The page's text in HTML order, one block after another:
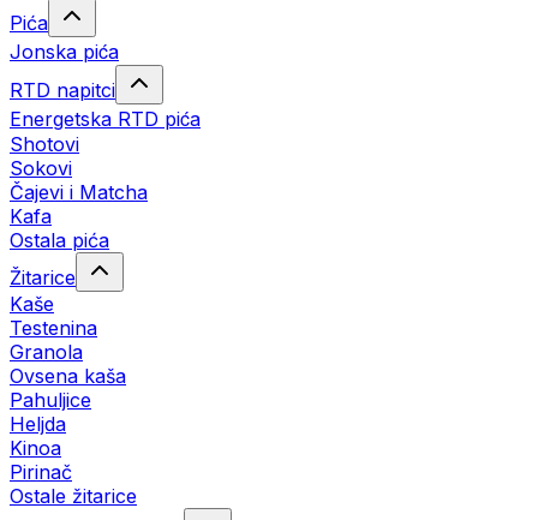
Pića
Jonska pića
RTD napitci
Energetska RTD pića
Shotovi
Sokovi
Čajevi i Matcha
Kafa
Ostala pića
Žitarice
Kaše
Testenina
Granola
Ovsena kaša
Pahuljice
Heljda
Kinoa
Pirinač
Ostale žitarice